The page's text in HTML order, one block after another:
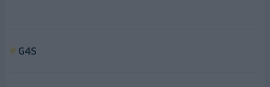
G4S